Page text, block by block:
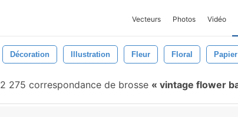
Vecteurs Photos Vidéo
Décoration Illustration Fleur Floral Papier
2 275 correspondance de brosse vintage flower